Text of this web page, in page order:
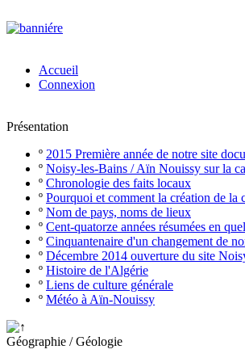
Accueil
Connexion
Présentation
º 2015 Première année de notre site
º Noisy-les-Bains / Aïn Nouissy sur la
º Chronologie des faits locaux
º Pourquoi et comment la création de
º Nom de pays, noms de lieux
º Cent-quatorze années résumées en
º Cinquantenaire d'un changement de
º Décembre 2014 ouverture du site
º Histoire de l'Algérie
º Liens de culture générale
º Météo à Aïn-Nouissy
Géographie / Géologie